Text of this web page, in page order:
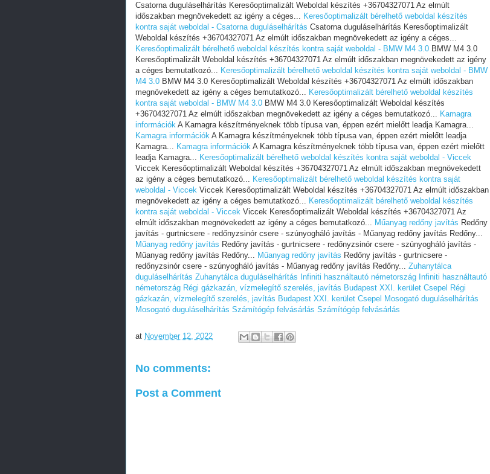
Csatorna duguláselhárítás Keresőoptimalizált Weboldal készítés +36704327071 Az elmúlt
időszakban megnövekedett az igény a céges... Keresőoptimalizált bérelhető weboldal készítés
kontra saját weboldal - Csatorna duguláselhárítás Csatorna duguláselhárítás Keresőoptimalizált
Weboldal készítés +36704327071 Az elmúlt időszakban megnövekedett az igény a céges...
Keresőoptimalizált bérelhető weboldal készítés kontra saját weboldal - BMW M4 3.0 BMW M4 3.0
Keresőoptimalizált Weboldal készítés +36704327071 Az elmúlt időszakban megnövekedett az igény
a céges bemutatkozó... Keresőoptimalizált bérelhető weboldal készítés kontra saját weboldal - BMW
M4 3.0 BMW M4 3.0 Keresőoptimalizált Weboldal készítés +36704327071 Az elmúlt időszakban
megnövekedett az igény a céges bemutatkozó... Keresőoptimalizált bérelhető weboldal készítés
kontra saját weboldal - BMW M4 3.0 BMW M4 3.0 Keresőoptimalizált Weboldal készítés
+36704327071 Az elmúlt időszakban megnövekedett az igény a céges bemutatkozó... Kamagra
információk A Kamagra készítményeknek több típusa van, éppen ezért mielőtt leadja Kamagra...
Kamagra információk A Kamagra készítményeknek több típusa van, éppen ezért mielőtt leadja
Kamagra... Kamagra információk A Kamagra készítményeknek több típusa van, éppen ezért mielőtt
leadja Kamagra... Keresőoptimalizált bérelhető weboldal készítés kontra saját weboldal - Viccek
Viccek Keresőoptimalizált Weboldal készítés +36704327071 Az elmúlt időszakban megnövekedett
az igény a céges bemutatkozó... Keresőoptimalizált bérelhető weboldal készítés kontra saját
weboldal - Viccek Viccek Keresőoptimalizált Weboldal készítés +36704327071 Az elmúlt időszakban
megnövekedett az igény a céges bemutatkozó... Keresőoptimalizált bérelhető weboldal készítés
kontra saját weboldal - Viccek Viccek Keresőoptimalizált Weboldal készítés +36704327071 Az
elmúlt időszakban megnövekedett az igény a céges bemutatkozó... Műanyag redőny javítás Redőny
javítás - gurtnicsere - redőnyzsinór csere - szúnyogháló javítás - Műanyag redőny javítás Redőny...
Műanyag redőny javítás Redőny javítás - gurtnicsere - redőnyzsinór csere - szúnyogháló javítás -
Műanyag redőny javítás Redőny... Műanyag redőny javítás Redőny javítás - gurtnicsere -
redőnyzsinór csere - szúnyogháló javítás - Műanyag redőny javítás Redőny... Zuhanytálca
duguláselhárítás Zuhanytálca duguláselhárítás Infiniti használtautó németország Infiniti használtautó
németország Régi gázkazán, vízmelegítő szerelés, javítás Budapest XXI. kerület Csepel Régi
gázkazán, vízmelegítő szerelés, javítás Budapest XXI. kerület Csepel Mosogató duguláselhárítás
Mosogató duguláselhárítás Számítógép felvásárlás Számítógép felvásárlás
at November 12, 2022
No comments:
Post a Comment